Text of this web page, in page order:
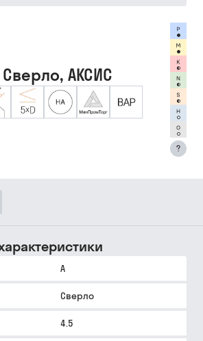
Сверло, АКСИС
?
A
Сверло
4.5